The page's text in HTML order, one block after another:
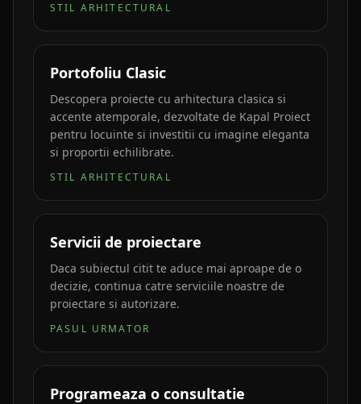
STIL ARHITECTURAL
Portofoliu Clasic
Descopera proiecte cu arhitectura clasica si
accente atemporale, dezvoltate de Kapal Proiect
pentru locuinte si investitii cu imagine eleganta
si proportii echilibrate.
STIL ARHITECTURAL
Servicii de proiectare
Daca subiectul citit te aduce mai aproape de o
decizie, continua catre serviciile noastre de
proiectare si autorizare.
PASUL URMATOR
Programeaza o consultatie